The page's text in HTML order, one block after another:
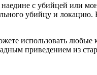
с убийцей или
убийцу и
использовать
приведением из